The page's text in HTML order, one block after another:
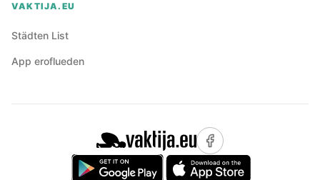
VAKTIJA.EU
Städten List
App eroflueden